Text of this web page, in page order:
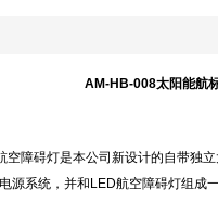
AM-HB-008太阳能航
空障碍灯是本公司新设计的自带独
源系统，并和 LED航空障碍灯组成